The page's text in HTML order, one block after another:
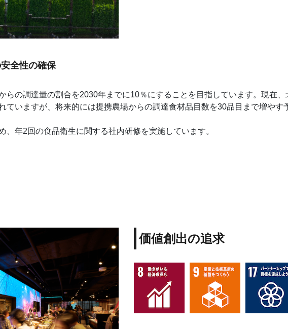
全性の確保
らの調達量の割合を2030年までに10％にすることを目指しています。現在
ていますが、将来的には提携農場からの調達食材品目数を30品目まで増やす
、年2回の食品衛生に関する社内研修を実施しています。
価値創出の追求